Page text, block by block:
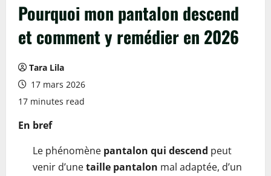
Pourquoi mon pantalon descend
et comment y remédier en 2026
Tara Lila
17 mars 2026
17 minutes read
En bref
Le phénomène pantalon qui descend peut
venir d’unetaille pantalon mal adaptée, d’un